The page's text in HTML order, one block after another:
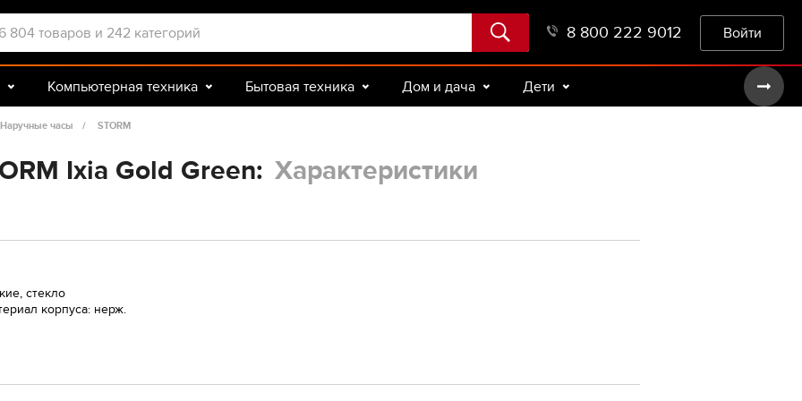
8 800 222 9012 Войти
Компьютерная техника Бытовая техника Дом и дача Дети
Досуг и подарки
Наручные часы STORM
Ixia Gold Green: Характеристики
стекло
корпуса: нерж.